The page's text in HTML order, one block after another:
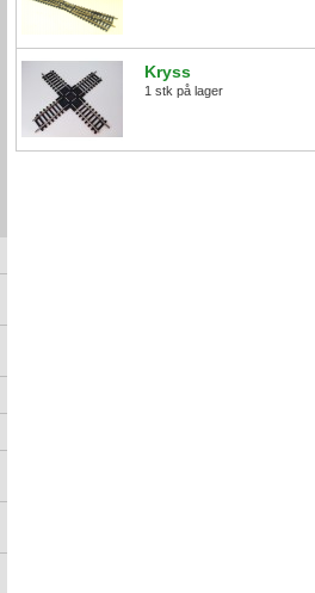
Kryss
1 stk på lager